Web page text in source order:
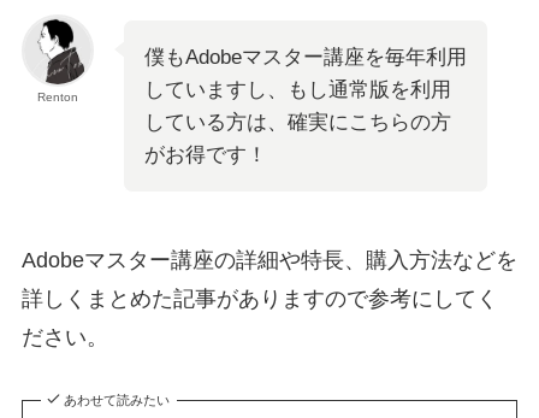
Renton
僕もAdobeマスター講座を毎年利用
していますし、もし通常版を利用
している方は、確実にこちらの方
がお得です！
Adobeマスター講座の詳細や特長、購入方法などを
詳しくまとめた記事がありますので参考にしてく
ださい。
あわせて読みたい